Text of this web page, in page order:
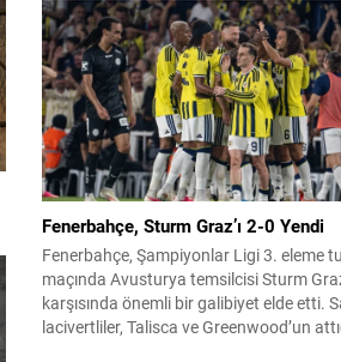
Fenerbahçe, Sturm Graz’ı 2-0 Yendi
Fenerbahçe, Şampiyonlar Ligi 3. eleme
maçında Avusturya temsilcisi Sturm
karşısında önemli bir galibiyet elde etti.
lacivertliler, Talisca ve Greenwood’un